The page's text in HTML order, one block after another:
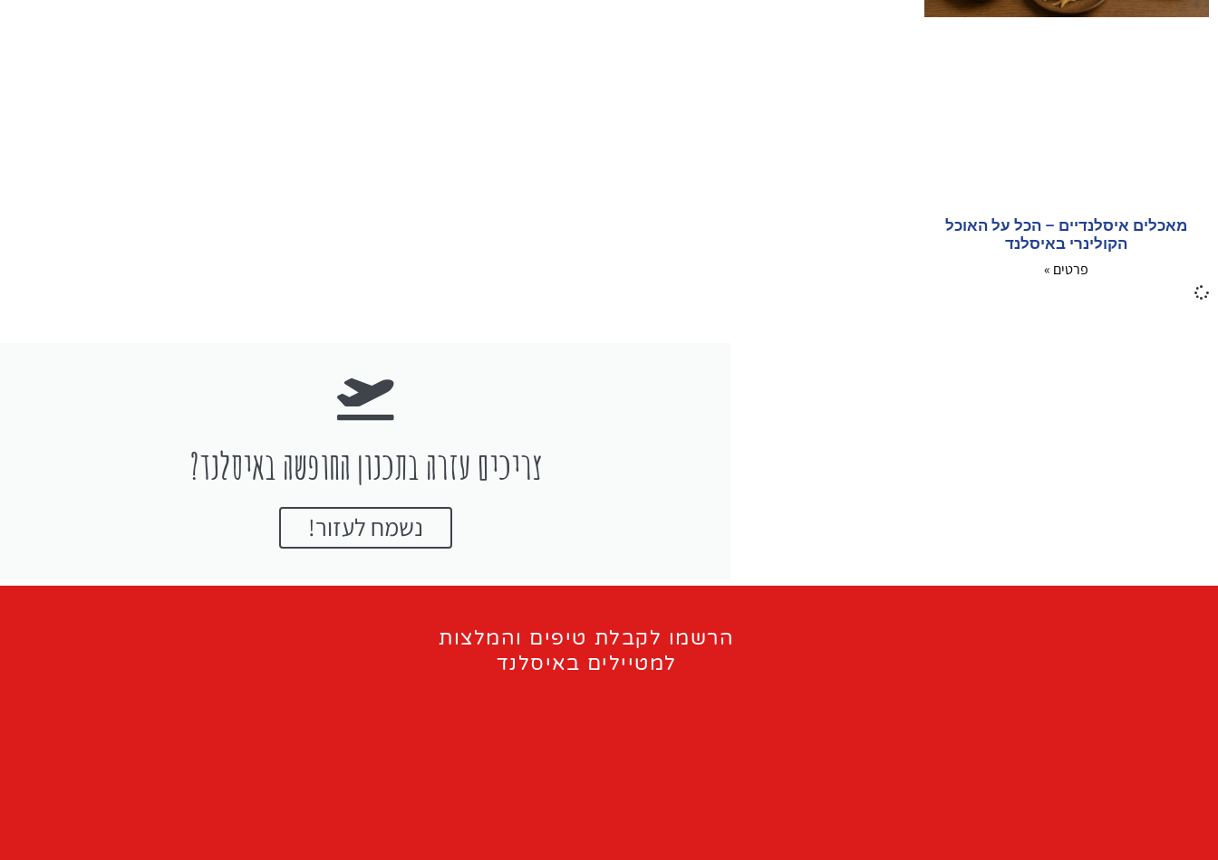
מאכלים איסלנדיים – הכל על האוכל
הקולינרי באיסלנד
פרטים »
צריכים עזרה בתכנון החופשה באיסלנד?
נשמח לעזור!
הרשמו לקבלת טיפים והמלצות
למטיילים באיסלנד